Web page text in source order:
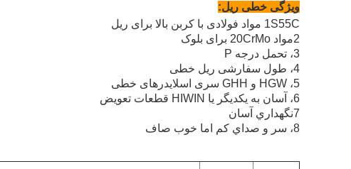
ویژگی خطی ریل:
1S55C مواد فولادی با کربن بالا برای ریل
2مواد 20CrMo برای بلوک
3، تحمل درجه P
4، طول سفارشی ریل خطی
5، HGW و GHH سری اسلایدرهای خطی
6، آسان به یکدیگر یا HIWIN قطعات تعویض
7نگهداري آسان
8، سر و صداي کم اما خوب صاف